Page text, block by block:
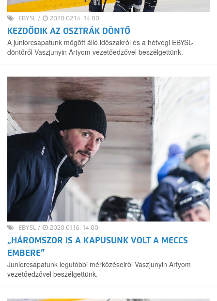
EBYSL / 2020.02.14. 14:00
KEZDŐDIK AZ OSZTRÁK DÖNTŐ
A juniorcsapatunk mögött álló időszakról és a hétvégi EBYSL-
döntőről Vaszjunyin Artyom vezetőedzővel beszélgettünk.
EBYSL / 2020.01.16. 14:00
„HÁROMSZOR IS A KAPUSUNK VOLT A MECCS
EMBERE”
Juniorcsapatunk legutóbbi mérkőzéseiről Vaszjunyin Artyom
vezetőedzővel beszélgettünk.